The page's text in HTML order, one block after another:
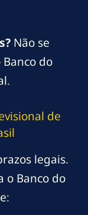
Não se
do
de
legais.
o Banco do